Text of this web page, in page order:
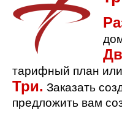
тарифный план или
Три. Заказать
предложить вам